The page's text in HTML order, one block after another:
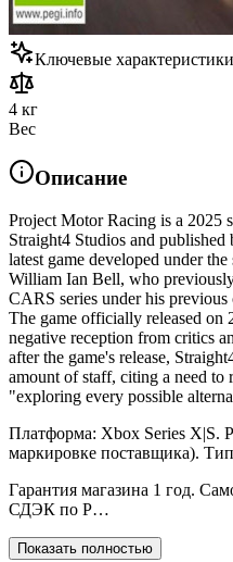
Ключевые характеристики
4 кг
Вес
Описание
Project Motor Racing is a 2025
Straight4 Studios and
latest game developed under
William Ian Bell, who
CARS series under his
The game officially released on
negative reception from critics
after the game's release,
amount of staff, citing a need to
"exploring every possible
Платформа: Xbox Series X|S.
маркировке поставщика).
Гарантия магазина 1 год.
СДЭК по Р…
Показать полностью